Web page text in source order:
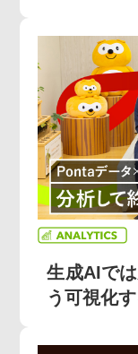
生成AIで
う可視化